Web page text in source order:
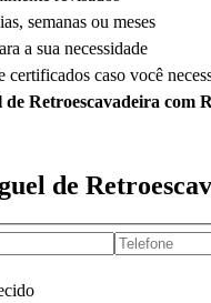
semanas ou meses
a sua necessidade
certificados caso você
de Retroescavadeira com
de